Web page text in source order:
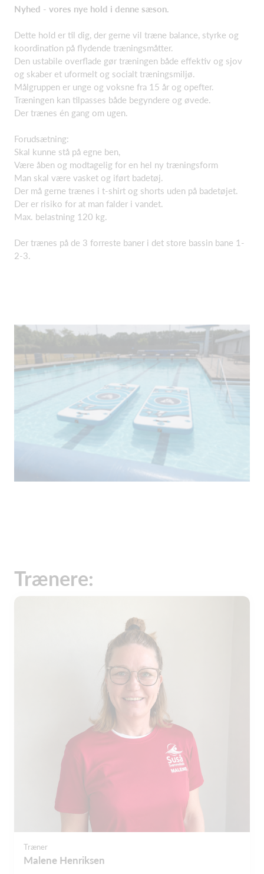
Nyhed - vores nye hold i denne sæson.
Dette hold er til dig, der gerne vil træne balance, styrke og
koordination på flydende træningsmåtter.
Den ustabile overflade gør træningen både effektiv og sjov
og skaber et uformelt og socialt træningsmiljø.
Målgruppen er unge og voksne fra 15 år og opefter.
Træningen kan tilpasses både begyndere og øvede.
Der trænes én gang om ugen.
Forudsætning:
Skal kunne stå på egne ben,
Være åben og modtagelig for en hel ny træningsform
Man skal være vasket og iført badetøj.
Der må gerne trænes i t-shirt og shorts uden på badetøjet.
Der er risiko for at man falder i vandet.
Max. belastning 120 kg.
Der trænes på de 3 forreste baner i det store bassin bane 1-
2-3.
Trænere:
Træner
Malene Henriksen